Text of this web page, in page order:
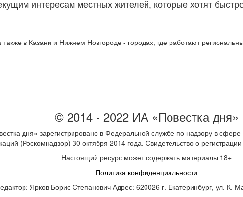
интересам местных жителей, которые хотят
в Казани и Нижнем Новгороде - городах, где работают
© 2014 - 2022 ИА «Повестка дня»
дня» зарегистрировано в Федеральной службе по надзору в
(Роскомнадзор) 30 октября 2014 года. Свидетельство о
Настоящий ресурс может содержать материалы 18+
Политика конфиденциальности
Ярков Борис Степанович Адрес: 620026 г. Екатеринбург, ул. К.